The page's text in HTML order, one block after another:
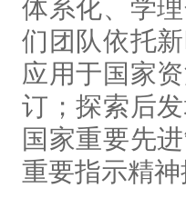
体系化、学
们团队依托
应用于国家
订；探索后
国家重要先
重要指示精神